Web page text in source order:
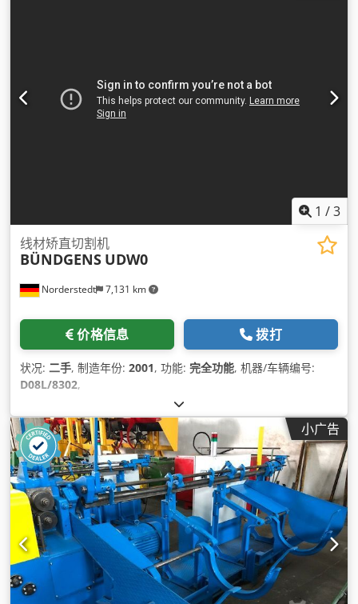
1 /3
Norderstedt 7,131 km
线材矫直切割机
BÜNDGENS UDW0
价格信息 拨打
状况: 二手, 制造年份: 2001, 功能: 完全功能, 机器/车辆编号:
D08L/8302,
小广告